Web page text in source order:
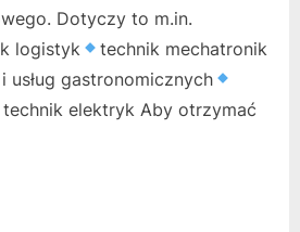
Dotyczy to m.in.
logistyk
technik mechatronik
usług gastronomicznych
technik elektryk Aby otrzymać